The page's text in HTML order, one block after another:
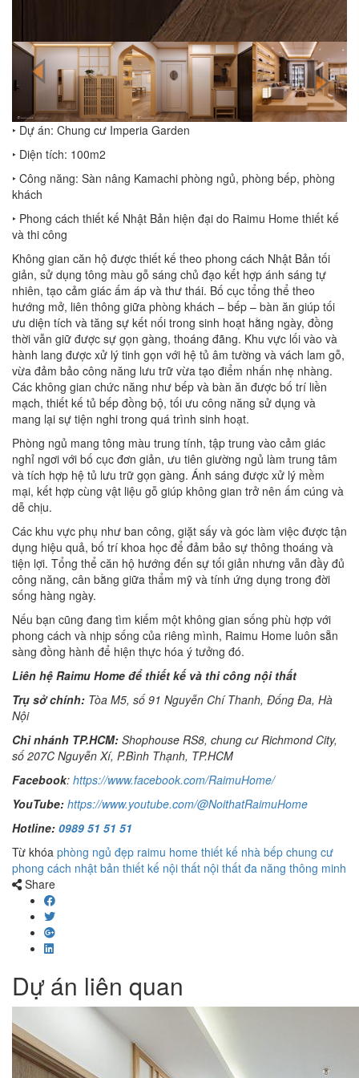
‣ Dự án: Chung cư Imperia Garden
‣ Diện tích: 100m2
‣ Công năng: Sàn nâng Kamachi phòng ngủ, phòng bếp, phòng
khách
‣ Phong cách thiết kế Nhật Bản hiện đại do Raimu Home thiết kế
và thi công
Không gian căn hộ được thiết kế theo phong cách Nhật Bản tối
giản, sử dụng tông màu gỗ sáng chủ đạo kết hợp ánh sáng tự
nhiên, tạo cảm giác ấm áp và thư thái. Bố cục tổng thể theo
hướng mở, liên thông giữa phòng khách – bếp – bàn ăn giúp tối
ưu diện tích và tăng sự kết nối trong sinh hoạt hằng ngày, đồng
thời vẫn giữ được sự gọn gàng, thoáng đãng. Khu vực lối vào và
hành lang được xử lý tinh gọn với hệ tủ âm tường và vách lam gỗ,
vừa đảm bảo công năng lưu trữ vừa tạo điểm nhấn nhẹ nhàng.
Các không gian chức năng như bếp và bàn ăn được bố trí liền
mạch, thiết kế tủ bếp đồng bộ, tối ưu công năng sử dụng và
mang lại sự tiện nghi trong quá trình sinh hoạt.
Phòng ngủ mang tông màu trung tính, tập trung vào cảm giác
nghỉ ngơi với bố cục đơn giản, ưu tiên giường ngủ làm trung tâm
và tích hợp hệ tủ lưu trữ gọn gàng. Ánh sáng được xử lý mềm
mại, kết hợp cùng vật liệu gỗ giúp không gian trở nên ấm cúng và
dễ chịu.
Các khu vực phụ như ban công, giặt sấy và góc làm việc được tận
dụng hiệu quả, bố trí khoa học để đảm bảo sự thông thoáng và
tiện lợi. Tổng thể căn hộ hướng đến sự tối giản nhưng vẫn đầy đủ
công năng, cân bằng giữa thẩm mỹ và tính ứng dụng trong đời
sống hàng ngày.
Nếu bạn cũng đang tìm kiếm một không gian sống phù hợp với
phong cách và nhịp sống của riêng mình, Raimu Home luôn sẵn
sàng đồng hành để hiện thực hóa ý tưởng đó.
Liên hệ Raimu Home để thiết kế và thi công nội thất
Trụ sở chính: Tòa M5, số 91 Nguyễn Chí Thanh, Đống Đa, Hà
Nội
Chi nhánh TP.HCM: Shophouse RS8, chung cư Richmond City,
số 207C Nguyễn Xí, P.Bình Thạnh, TP.HCM
Facebook: https://www.facebook.com/RaimuHome/
YouTube: https://www.youtube.com/@NoithatRaimuHome
Hotline: 0989 51 51 51
Từ khóa phòng ngủ đẹp raimu home thiết kế nhà bếp chung cư
phong cách nhật bản thiết kế nội thất nội thất đa năng thông minh
Share
Dự án liên quan